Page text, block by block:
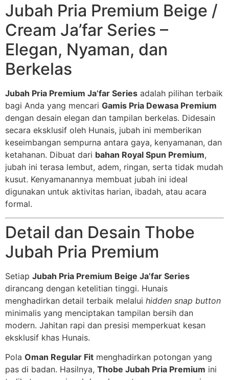
Jubah Pria Premium Beige /
Cream Ja’far Series –
Elegan, Nyaman, dan
Berkelas
Jubah Pria Premium Ja’far Series adalah pilihan terbaik
bagi Anda yang mencari Gamis Pria Dewasa Premium
dengan desain elegan dan tampilan berkelas. Didesain
secara eksklusif oleh Hunais, jubah ini memberikan
keseimbangan sempurna antara gaya, kenyamanan, dan
ketahanan. Dibuat dari bahan Royal Spun Premium,
jubah ini terasa lembut, adem, ringan, serta tidak mudah
kusut. Kenyamanannya membuat jubah ini ideal
digunakan untuk aktivitas harian, ibadah, atau acara
formal.
Detail dan Desain Thobe
Jubah Pria Premium
Setiap Jubah Pria Premium Beige Ja’far Series
dirancang dengan ketelitian tinggi. Hunais
menghadirkan detail terbaik melalui hidden snap button
minimalis yang menciptakan tampilan bersih dan
modern. Jahitan rapi dan presisi memperkuat kesan
eksklusif khas Hunais.
Pola Oman Regular Fit menghadirkan potongan yang
pas di badan. Hasilnya, Thobe Jubah Pria Premium ini